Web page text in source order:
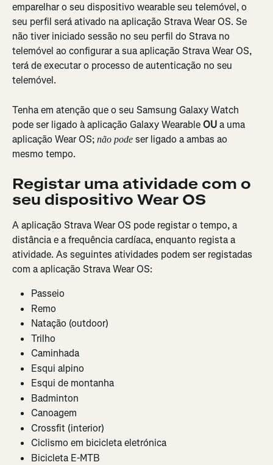
emparelhar o seu dispositivo wearable seu telemóvel, o
seu perfil será ativado na aplicação Strava Wear OS. Se
não tiver iniciado sessão no seu perfil do Strava no
telemóvel ao configurar a sua aplicação Strava Wear OS,
terá de executar o processo de autenticação no seu
telemóvel.
Tenha em atenção que o seu Samsung Galaxy Watch
pode ser ligado à aplicação Galaxy Wearable OU a uma
aplicação Wear OS; não pode ser ligado a ambas ao
mesmo tempo.
Registar uma atividade com o
seu dispositivo Wear OS
A aplicação Strava Wear OS pode registar o tempo, a
distância e a frequência cardíaca, enquanto regista a
atividade. As seguintes atividades podem ser registadas
com a aplicação Strava Wear OS:
Passeio
Remo
Natação (outdoor)
Trilho
Caminhada
Esqui alpino
Esqui de montanha
Badminton
Canoagem
Crossfit (interior)
Ciclismo em bicicleta eletrónica
Bicicleta E-MTB